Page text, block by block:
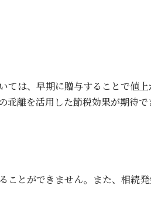
は、早期に贈与することで値
離を活用した節税効果が期待で
とができません。また、相続